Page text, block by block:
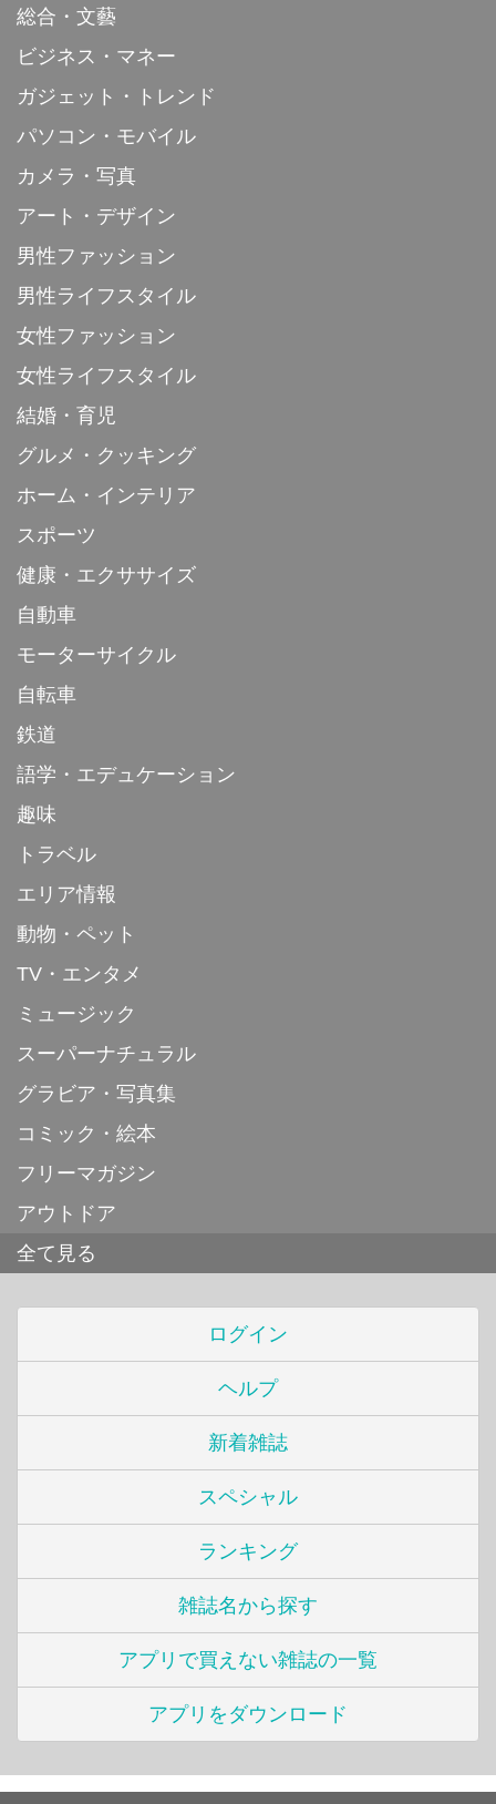
総合・文藝
ビジネス・マネー
ガジェット・トレンド
パソコン・モバイル
カメラ・写真
アート・デザイン
男性ファッション
男性ライフスタイル
女性ファッション
女性ライフスタイル
結婚・育児
グルメ・クッキング
ホーム・インテリア
スポーツ
健康・エクササイズ
自動車
モーターサイクル
自転車
鉄道
語学・エデュケーション
趣味
トラベル
エリア情報
動物・ペット
TV・エンタメ
ミュージック
スーパーナチュラル
グラビア・写真集
コミック・絵本
フリーマガジン
アウトドア
全て見る
ログイン
ヘルプ
新着雑誌
スペシャル
ランキング
雑誌名から探す
アプリで買えない雑誌の一覧
アプリをダウンロード